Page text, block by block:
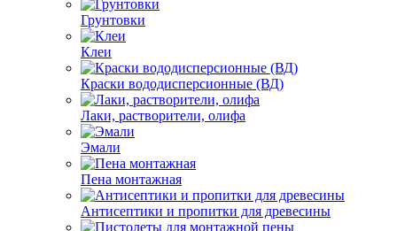
Грунтовки
Клеи
Краски вододисперсионные (ВД)
Лаки, растворители, олифа
Эмали
Пена монтажная
Антисептики и пропитки для древесины